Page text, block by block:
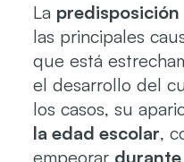
La predisposición
las principales
que está
el desarrollo del
los casos, su
la edad escolar,
empeorar